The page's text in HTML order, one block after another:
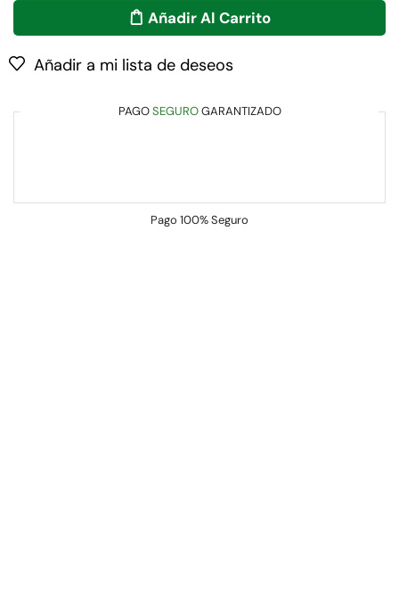
Añadir Al Carrito
Añadir a mi lista de deseos
PAGOSEGUROGARANTIZADO
Pago 100% Seguro